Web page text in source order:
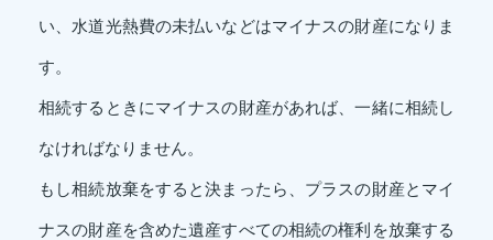
い、水道光熱費の未払いなどはマイナスの財産になりま
す。
相続するときにマイナスの財産があれば、一緒に相続し
なければなりません。
もし相続放棄をすると決まったら、プラスの財産とマイ
ナスの財産を含めた遺産すべての相続の権利を放棄する